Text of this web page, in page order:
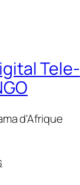
Tele-
d'Afrique